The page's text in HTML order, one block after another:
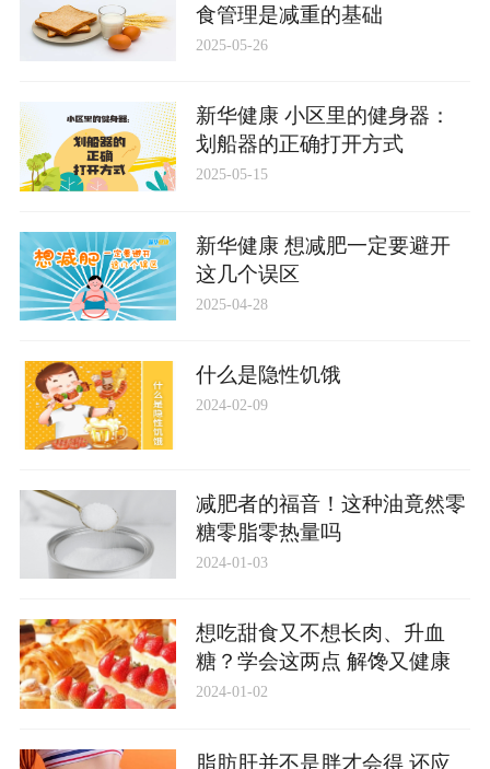
食管理是减重的基础
2025-05-26
新华健康 小区里的健身器：
划船器的正确打开方式
2025-05-15
新华健康 想减肥一定要避开
这几个误区
2025-04-28
什么是隐性饥饿
2024-02-09
减肥者的福音！这种油竟然零
糖零脂零热量吗
2024-01-03
想吃甜食又不想长肉、升血
糖？学会这两点 解馋又健康
2024-01-02
脂肪肝并不是胖才会得 还应